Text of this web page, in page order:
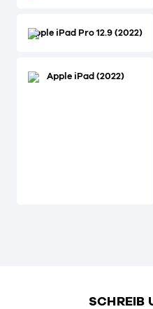
Apple iPad Pro 12.9 (2022)
Apple iPad (2022)
SCHREIB